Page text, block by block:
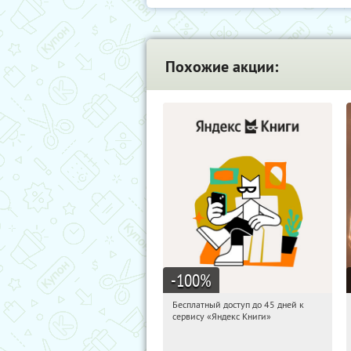
Похожие акции:
-100%
22:52:46
Получи первым!
Бесплатный доступ до 45 дней к
сервису «Яндекс Книги»